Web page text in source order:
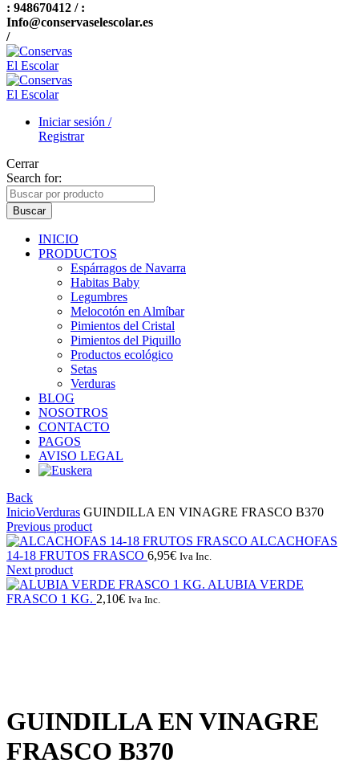
: 948670412 / :
Info@conservaselescolar.es
/
Iniciar sesión /
Registrar
Cerrar
Search for:
Buscar
INICIO
PRODUCTOS
Espárragos de Navarra
Habitas Baby
Legumbres
Melocotón en Almíbar
Pimientos del Cristal
Pimientos del Piquillo
Productos ecológico
Setas
Verduras
BLOG
NOSOTROS
CONTACTO
PAGOS
AVISO LEGAL
Back
InicioVerduras GUINDILLA EN VINAGRE FRASCO B370
Previous product
ALCACHOFAS
14-18 FRUTOS FRASCO 6,95€ Iva Inc.
Next product
ALUBIA VERDE
FRASCO 1 KG. 2,10€ Iva Inc.
GUINDILLA EN VINAGRE
FRASCO B370